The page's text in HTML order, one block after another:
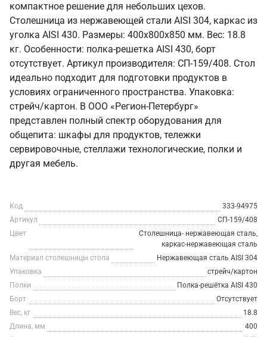
компактное решение для небольших цехов.
Столешница из нержавеющей стали AISI 304, каркас из
уголка AISI 430. Размеры: 400x800x850 мм. Вес: 18.8
кг. Особенности: полка-решетка AISI 430, борт
отсутствует. Артикул производителя: СП-159/408. Стол
идеально подходит для подготовки продуктов в
условиях ограниченного пространства. Упаковка:
стрейч/картон. В ООО «Регион-Петербург»
представлен полный спектр оборудования для
общепита: шкафы для продуктов, тележки
сервировочные, стеллажи технологические, полки и
другая мебель.
Код
333-94975
Артикул
СП-159/408
Цвет
Столешница- нержавеющая сталь,
каркас-нержавеющая сталь
Материал столешницы стола
Нержавеющая сталь AISI 304
Упаковка
стрейч/картон
Полки
Полка-решётка AISI 430
Борт
Отсутствует
Вес, кг
18.8
Длина, мм
400